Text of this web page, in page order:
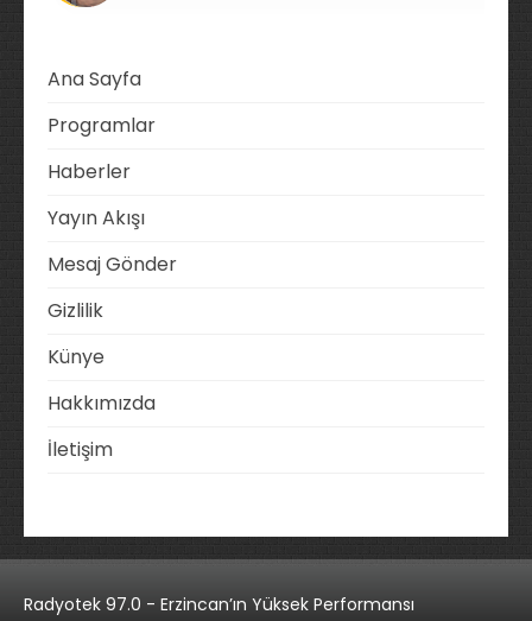
Ana Sayfa
Programlar
Haberler
Yayın Akışı
Mesaj Gönder
Gizlilik
Künye
Hakkımızda
İletişim
Radyotek 97.0 - Erzincan’ın Yüksek Performansı